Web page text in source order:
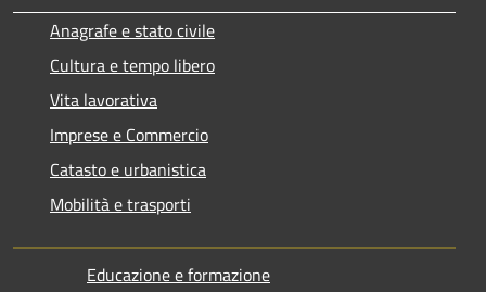
Anagrafe e stato civile
Cultura e tempo libero
Vita lavorativa
Imprese e Commercio
Catasto e urbanistica
Mobilità e trasporti
Educazione e formazione